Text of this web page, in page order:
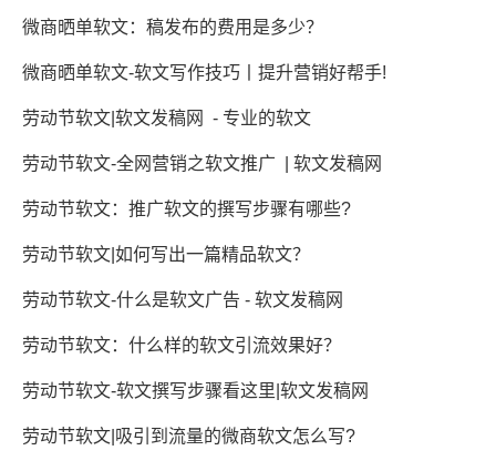
微商晒单软文：稿发布的费用是多少？
微商晒单软文-软文写作技巧丨提升营销好帮手!
劳动节软文|软文发稿网 - 专业的软文
劳动节软文-全网营销之软文推广 | 软文发稿网
劳动节软文：推广软文的撰写步骤有哪些?
劳动节软文|如何写出一篇精品软文？
劳动节软文-什么是软文广告 - 软文发稿网
劳动节软文：什么样的软文引流效果好？
劳动节软文-软文撰写步骤看这里|软文发稿网
劳动节软文|吸引到流量的微商软文怎么写?